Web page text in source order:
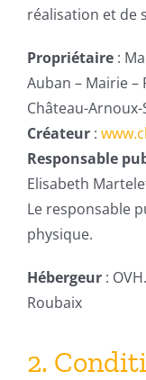
réalisation et de
Propriétaire :
Auban – Mairie –
Château-
Créateur :
Responsable
Elisabeth
Le responsable
physique.
Hébergeur :
Roubaix
2.